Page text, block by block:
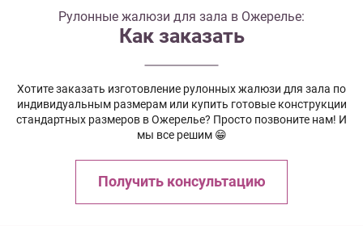
Рулонные жалюзи для зала в Ожерелье:
Как заказать
Хотите заказать изготовление рулонных жалюзи для зала по
индивидуальным размерам или купить готовые конструкции
стандартных размеров в Ожерелье? Просто позвоните нам! И
мы все решим 😁
Получить консультацию